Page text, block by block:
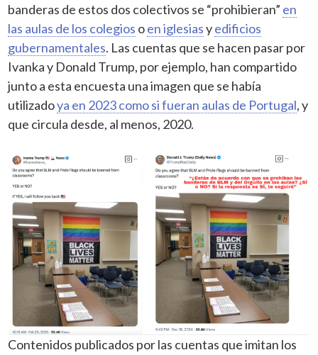
banderas de estos dos colectivos se “prohibieran” en
las aulas de los colegios oen iglesiasyedificios
gubernamentales. Las cuentas que se hacen pasar por
Ivanka y Donald Trump, por ejemplo, han compartido
junto a esta encuesta una imagen que se había
utilizadoya en 2023 como si fueran aulas de Portugal, y
que circula desde, al menos, 2020.
Contenidos publicados por las cuentas que imitan los